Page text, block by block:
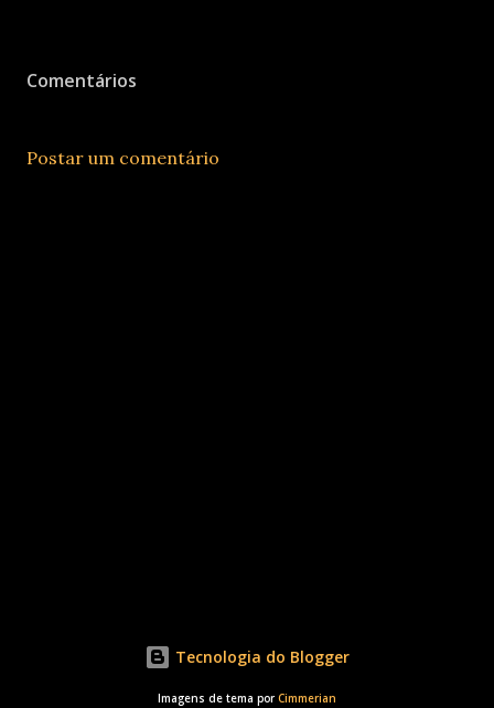
Comentários
Postar um comentário
Tecnologia do Blogger
Imagens de tema por Cimmerian